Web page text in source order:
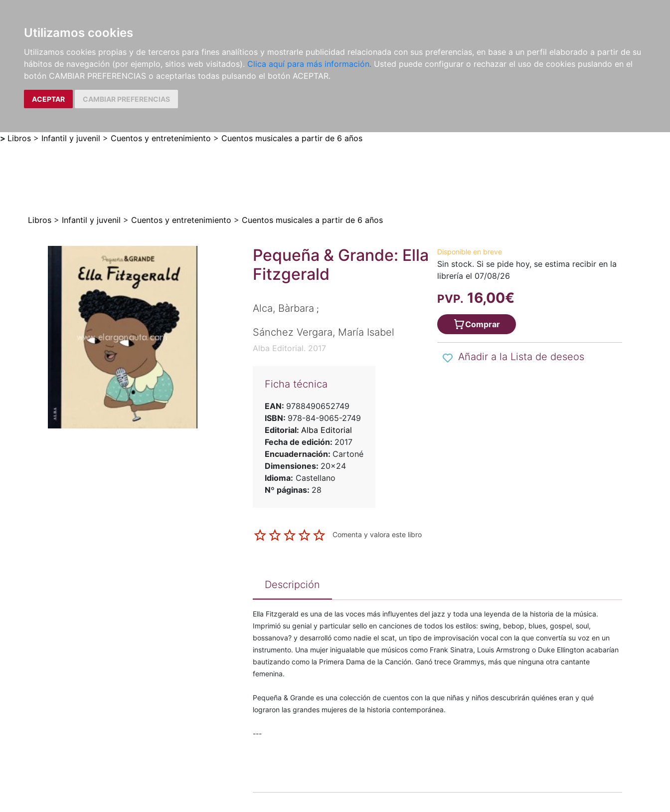
Utilizamos cookies
Utilizamos cookies propias y de terceros para fines analíticos y mostrarle publicidad relacionada con sus preferencias, en base a un perfil elaborado a partir de su
hábitos de navegación (por ejemplo, sitios web visitados). Clica aquí para más información. Usted puede configurar o rechazar el uso de cookies puslando en el
botón CAMBIAR PREFERENCIAS o aceptarlas todas pulsando el botón ACEPTAR.
ACEPTAR CAMBIAR PREFERENCIAS
LIBROS
MÉTODOS Y
EJERCICIOS
PARTITURAS Y EDICIONES
CRÍTICAS
REVISTAS
CDS Y
DVDS
MATERIAL
COMPLEMENTARIO
NOVEDADES NOTICIAS
COMPRAS
INSTITUCIONALES
> Libros > Infantil y juvenil > Cuentos y entretenimiento > Cuentos musicales a partir de 6 años
Libros > Infantil y juvenil > Cuentos y entretenimiento > Cuentos musicales a partir de 6 años
Pequeña & Grande: Ella
Fitzgerald
Alca, Bàrbara ;
Sánchez Vergara, María Isabel
Alba Editorial. 2017
Ficha técnica
EAN: 9788490652749
ISBN: 978-84-9065-2749
Editorial: Alba Editorial
Fecha de edición: 2017
Encuadernación: Cartoné
Dimensiones: 20x24
Idioma: Castellano
Nº páginas: 28
Comenta y valora este libro
Disponible en breve
Sin stock. Si se pide hoy, se estima recibir en la
librería el 07/08/26
PVP. 16,00€
Comprar
Añadir a la Lista de deseos
Descripción
Ella Fitzgerald es una de las voces más influyentes del jazz y toda una leyenda de la historia de la música.
Imprimió su genial y particular sello en canciones de todos los estilos: swing, bebop, blues, gospel, soul,
bossanova? y desarrolló como nadie el scat, un tipo de improvisación vocal con la que convertía su voz en un
instrumento. Una mujer inigualable que músicos como Frank Sinatra, Louis Armstrong o Duke Ellington acabarían
bautizando como la Primera Dama de la Canción. Ganó trece Grammys, más que ninguna otra cantante
femenina.
Pequeña & Grande es una colección de cuentos con la que niñas y niños descubrirán quiénes eran y qué
lograron las grandes mujeres de la historia contemporánea.
---